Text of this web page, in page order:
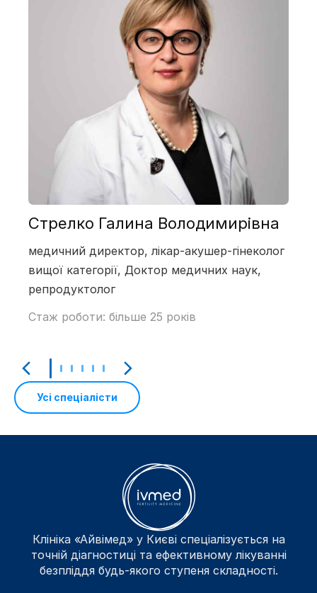
Стрелко Галина Володимирівна
медичний директор, лікар-акушер-гінеколог
вищої категорії, Доктор медичних наук,
репродуктолог
Стаж роботи: більше 25 років
Усі спеціалісти
Клініка «Айвімед» у Києві спеціалізується на
точній діагностиці та ефективному лікуванні
безпліддя будь-якого ступеня складності.